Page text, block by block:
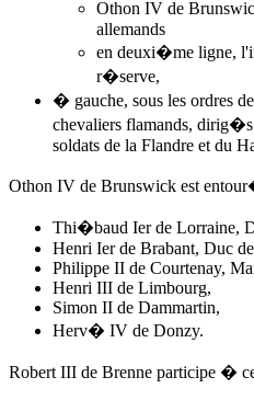
Othon IV de
allemands
en deuxi�me ligne,
r�serve,
� gauche, sous les ordres
chevaliers flamands,
soldats de la Flandre et du
Othon IV de Brunswick est
Thi�baud Ier de Lorraine,
Henri Ier de Brabant, Duc
Philippe II de Courtenay,
Henri III de Limbourg,
Simon II de Dammartin,
Herv� IV de Donzy.
Robert III de Brenne participe �